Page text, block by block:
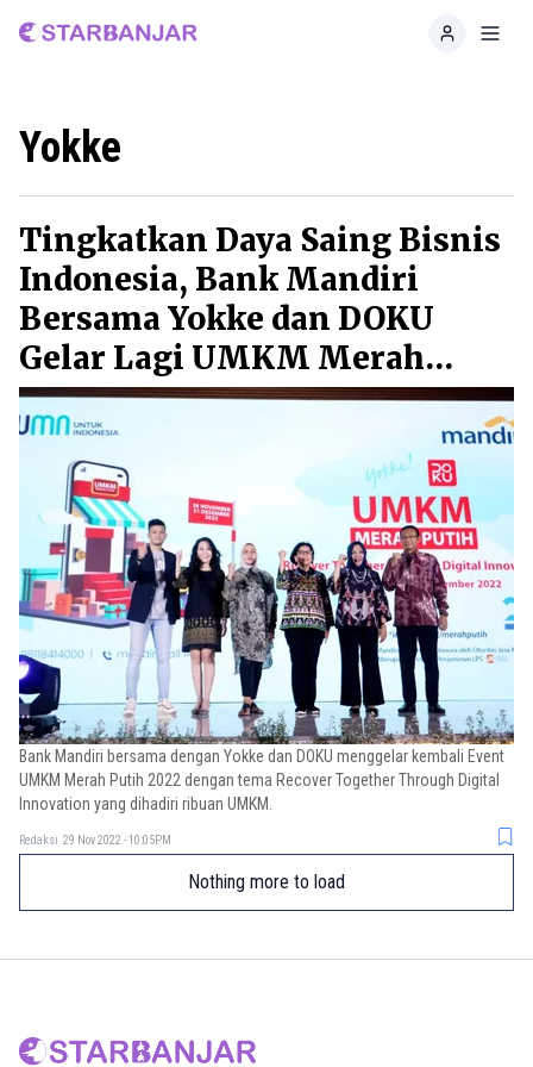
Home
Yokke
Tingkatkan Daya Saing Bisnis
Indonesia, Bank Mandiri
Bersama Yokke dan DOKU
Gelar Lagi UMKM Merah
Putih 2022
Bank Mandiri bersama dengan Yokke dan DOKU menggelar kembali Event
UMKM Merah Putih 2022 dengan tema Recover Together Through Digital
Innovation yang dihadiri ribuan UMKM.
Redaksi 29 Nov 2022 - 10:05PM
Nothing more to load